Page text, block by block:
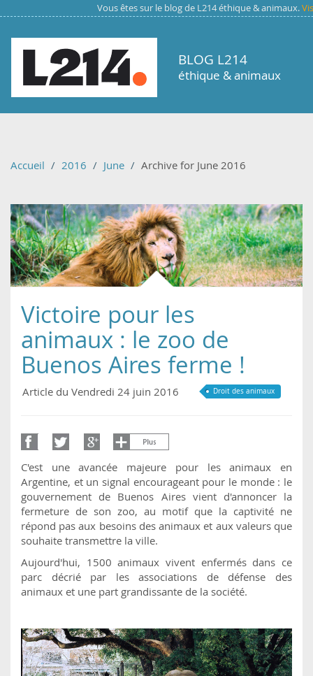
Aller au contenu principalVous êtes sur le blog de L214 éthique & animaux.
BLOG L214
éthique & animaux
Accueil 2016 June Archive for June 2016
Victoire pour les
animaux : le zoo de
Buenos Aires ferme !
Article du Vendredi 24 juin 2016 Droit des animaux
C'est une avancée majeure pour les animaux en
Argentine, et un signal encourageant pour le monde : le
gouvernement de Buenos Aires vient d'annoncer la
fermeture de son zoo, au motif que la captivité ne
répond pas aux besoins des animaux et aux valeurs que
souhaite transmettre la ville.
Aujourd'hui, 1500 animaux vivent enfermés dans ce
parc décrié par les associations de défense des
animaux et une part grandissante de la société.